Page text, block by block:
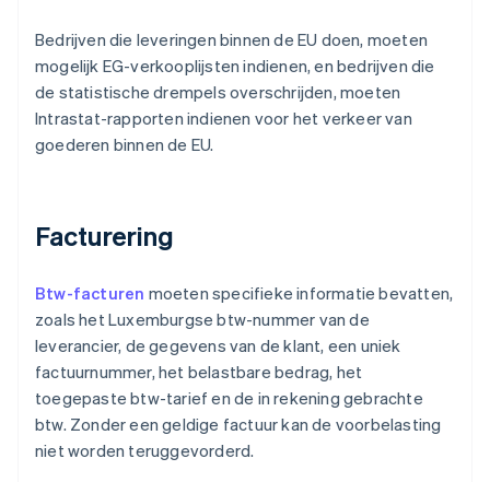
Bedrijven die leveringen binnen de EU doen, moeten
mogelijk EG-verkooplijsten indienen, en bedrijven die
de statistische drempels overschrijden, moeten
Intrastat-rapporten indienen voor het verkeer van
goederen binnen de EU.
Facturering
Btw-facturen moeten specifieke informatie bevatten,
zoals het Luxemburgse btw-nummer van de
leverancier, de gegevens van de klant, een uniek
factuurnummer, het belastbare bedrag, het
toegepaste btw-tarief en de in rekening gebrachte
btw. Zonder een geldige factuur kan de voorbelasting
niet worden teruggevorderd.